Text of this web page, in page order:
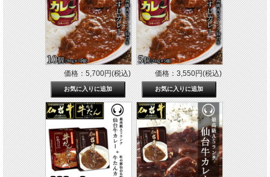
価格：5,700円(税込) 価格：3,550円(税込)